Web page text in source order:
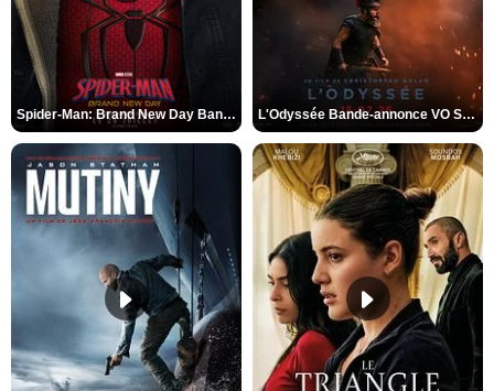
Spider-Man: Brand New Day Bande-annonce VO STFR L'Odyssée Bande-annonce VO STFR